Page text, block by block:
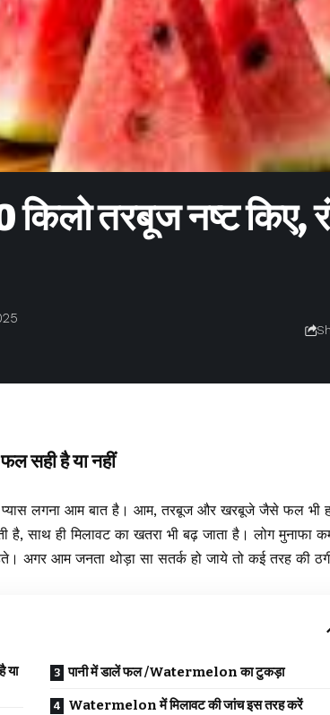
तरबूज नष्ट किए,
सही है या नहीं
लगना आम बात है। आम, तरबूज और खरबूजे जैसे फल भी
साथ ही मिलावट का खतरा भी बढ़ जाता है। लोग मुनाफा
अगर आम जनता थोड़ा सा सतर्क हो जाये तो कई तरह की
या
पानी में डालें फल /Watermelon का टुकड़ा
Watermelon में मिलावट की जांच इस तरह करें